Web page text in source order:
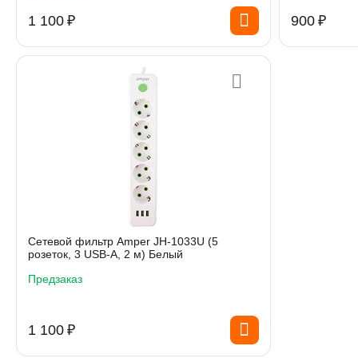
1 100 ₽ ‍900‍ ₽
Сетевой фильтр Amper JH-1033U (5
розеток, 3 USB-A, 2 м) Белый
Предзаказ
1 100 ₽